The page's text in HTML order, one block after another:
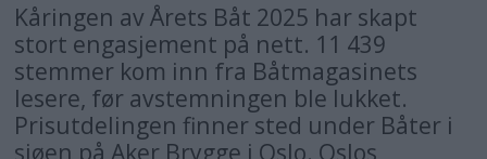
Kåringen av Årets Båt 2025 har skapt
stort engasjement på nett. 11 439
stemmer kom inn fra Båtmagasinets
lesere, før avstemningen ble lukket.
Prisutdelingen finner sted under Båter i
sjøen på Aker Brygge i Oslo. Oslos